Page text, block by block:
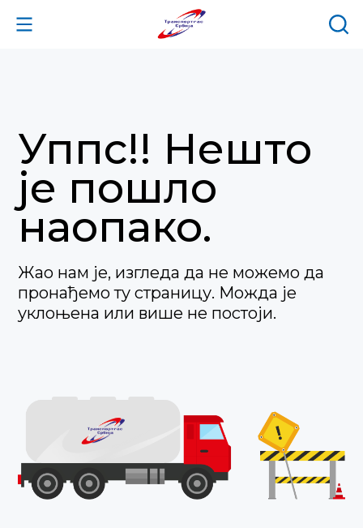
Уппс!! Нешто
је пошло
наопако.
Жао нам је, изгледа да не можемо да
пронађемо ту страницу. Можда је
уклоњена или више не постоји.